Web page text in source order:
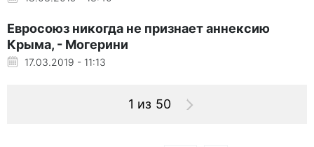
Евросоюз никогда не признает аннексию
Крыма, - Могерини
17.03.2019 - 11:13
1 из 50